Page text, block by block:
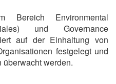
Bereich Environmental
und Governance
auf der Einhaltung von
festgelegt und
werden.